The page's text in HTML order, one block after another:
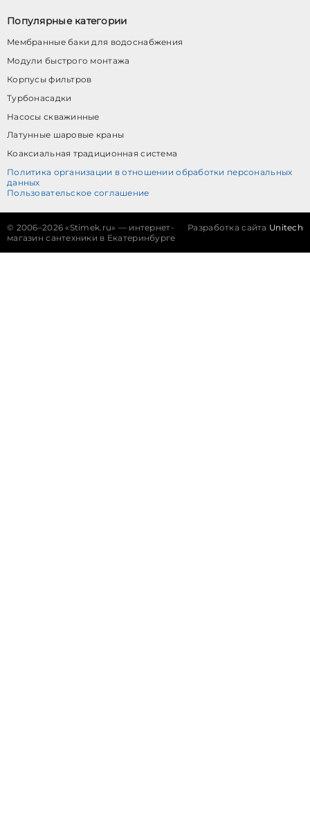
Популярные категории
Мембранные баки для водоснабжения
Модули быстрого монтажа
Корпусы фильтров
Турбонасадки
Насосы скважинные
Латунные шаровые краны
Коаксиальная традиционная система
Политика организации в отношении обработки персональных
данных
Пользовательское соглашение
© 2006–2026 «Stimek.ru» — интернет-
магазин сантехники в Екатеринбурге
Разработка сайта Unitech